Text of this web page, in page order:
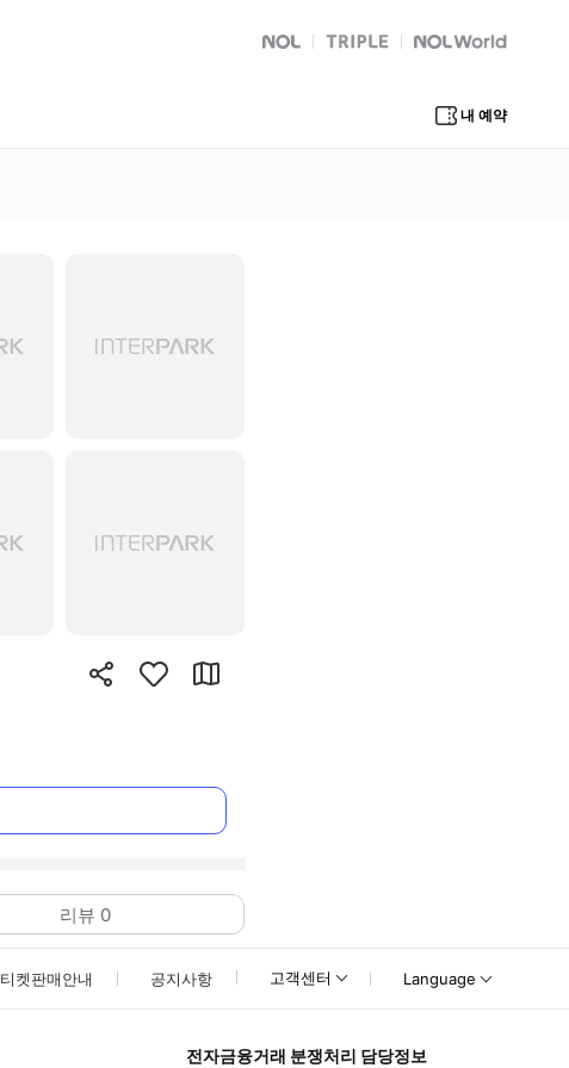
NOL
트리플 Global Interpark
내 예약
리뷰 0
티켓판매안내 공지사항 고객센터 Language
전자금융거래 분쟁처리 담당정보